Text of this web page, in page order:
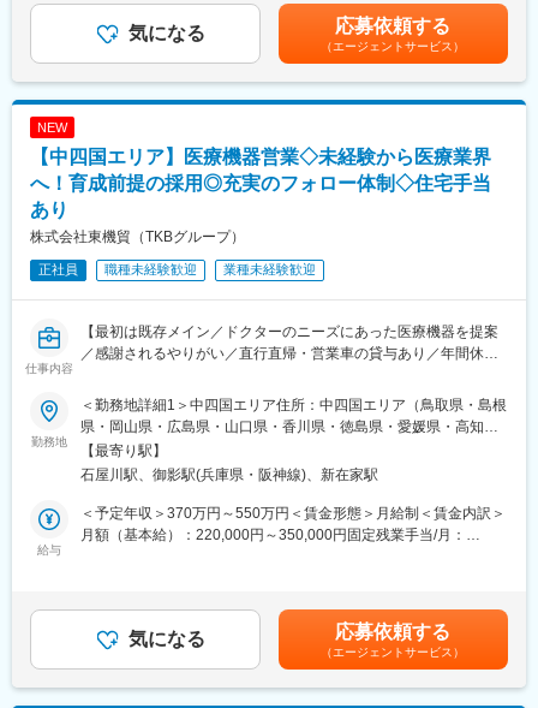
～300万円の追加報酬を設定しています。
医療DX推進を背景に需要が高く、一件あたりの契約単価も高いた
め成果が収入へ直結します。
・中途入社1年目20代／年収580万円（未経験者）
・中途入社8年目30代／年収1,500万円
・電子カルテ、AI音声認識、訪問歯科支援まで、歯科DXを総合的
に支援。
・「治療から予防へ」「外来から訪問へ」という業界変革の追い
・既存顧客リストに沿って大学の研究室、研究機関などを訪問
・代理店との関係構築
・新規開拓
・当社の試薬をお客様に説明（学術担当サポートあり）
・顧客満足度の向上、自社ブランドの周知
■入社後のサポート体制：
初日は横浜本社でオリエンテーションがございます。
その後は２カ月程、リモートでの専門知識と営業の研修を行うと
深めていただきます。
■働き方について：
残業は基本的にありません。直行直帰スタイルで、スケジュール
も各自の裁量で決定できます。
米国式の自由な環境で、個性豊かなメンバーが在籍しています。
■当社の強み：
◎世界トップクラスの自社ブランド製品を扱います。専門知識は
◎圧倒的な製品力により、未経験からでも成果が出しやすい環境
です。直近のインセンティブ平均は55万円と、頑張りがダイレク
■インセンティブ：
月間売上100万円を超えた分の5％
（例）売上150万円の場合、50万円の5％＝2万5千円が翌月に支給
バー（月給30万円＋歩合給＋賞与2回）年収1200万円 入社5年目
メンバー（月給30万円＋歩合給＋賞与2回）賃金はあくまでも目
安の金額であり、選考を通じて上下する可能性があります。月給
(月額)は固定手当を含めた表記です。
気になる 応募依頼する
（エージェントサービス）
NEW
【中四国エリア】医療機器営業◇未経験から医療業界
へ！育成前提の採用◎充実のフォロー体制◇住宅手当
あり
株式会社東機貿（TKBグループ）
正社員 職種未経験歓迎 業種未経験歓迎
仕事内容
【最初は既存メイン／ドクターのニーズにあった医療機器を提案
／感謝されるやりがい／直行直帰・営業車の貸与あり／年間休日
■職務詳細：
担当エリア病院へ訪問、ドクターや医療従事者がどんな医療機器
を必要としているかヒアリングします。ニーズを把握したら適切
な製品を提案し、導入して頂きます。提案先は最初は既存がメイ
ンで、ゆくゆくは新規開拓もお任せいたします。外科製品の販売
においては手術に立ち会うこともあり、実際の臨床現場での製品
【変更の範囲：会社の定める業務】
■入社後の研修について：
導入研修・OJTを通じて仕事を学びます。入社後2～3カ月間は
勤務地
＜勤務地詳細1＞中四国エリア住所：中四国エリア（鳥取県・島根
県・岡山県・広島県・山口県・香川県・徳島県・愛媛県・高知
県）を担当 ※ご希望や適性に応じて決定いたします。受動喫煙対
策：屋内全面禁煙＜勤務地詳細2＞大阪営業所（兵庫）住所：兵庫
川駅受動喫煙対策：屋内全面禁煙変更の範囲：会社の定める事業
所
【最寄り駅】
石屋川駅、御影駅(兵庫県・阪神線)、新在家駅
給与
＜予定年収＞370万円～550万円＜賃金形態＞月給制＜賃金内訳＞
月額（基本給）：220,000円～350,000円固定残業手当/月：
経験・スキル考慮の上決定します。賃金はあくまでも目安の金額
であり、選考を通じて上下する可能性があります。月給(月額)は固
定手当を含めた表記です。
気になる 応募依頼する
（エージェントサービス）